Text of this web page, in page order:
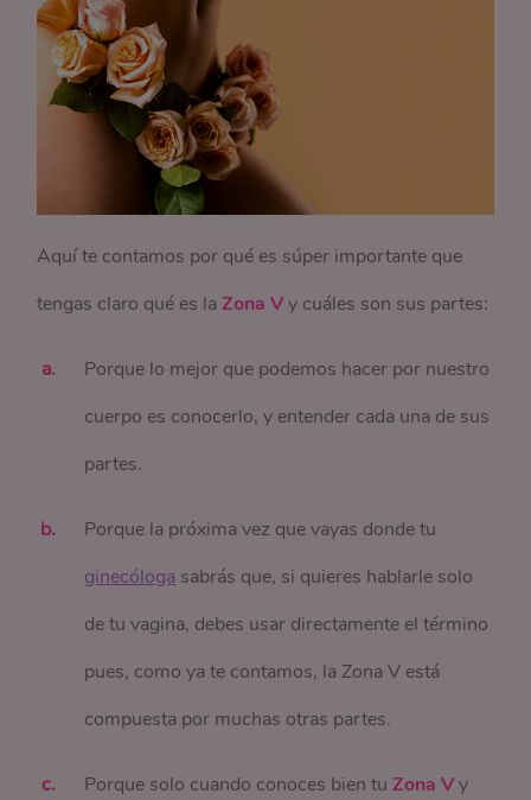
Aquí te contamos por qué es súper importante que
tengas claro qué es la Zona Vy cuáles son sus partes:
Porque lo mejor que podemos hacer por nuestro
cuerpo es conocerlo, y entender cada una de sus
partes.
Porque la próxima vez que vayas donde tu
ginecóloga sabrás que, si quieres hablarle solo
de tu vagina, debes usar directamente el término
pues, como ya te contamos, la Zona V está
compuesta por muchas otras partes.
Porque solo cuando conoces bien tu Zona Vy